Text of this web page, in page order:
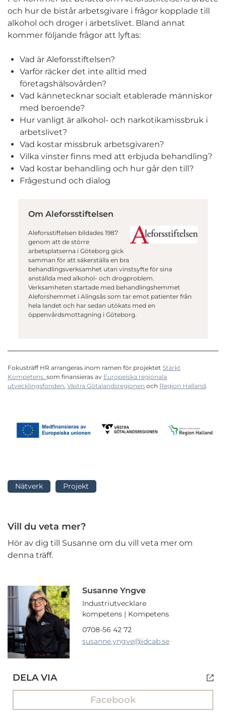
och hur de bistår arbetsgivare i frågor kopplade till
alkohol och droger i arbetslivet. Bland annat
kommer följande frågor att lyftas:
Vad är Aleforsstiftelsen?
Varför räcker det inte alltid med
företagshälsovården?
Vad kännetecknar socialt etablerade människor
med beroende?
Hur vanligt är alkohol- och narkotikamissbruk i
arbetslivet?
Vad kostar missbruk arbetsgivaren?
Vilka vinster finns med att erbjuda behandling?
Vad kostar behandling och hur går den till?
Frågestund och dialog
Om Aleforsstiftelsen
Aleforsstiftelsen bildades 1987
genom att de större
arbetsplatserna i Göteborg gick
samman för att säkerställa en bra
behandlingsverksamhet utan vinstsyfte för sina
anställda med alkohol- och drogproblem.
Verksamheten startade med behandlingshemmet
Aleforshemmet i Alingsås som tar emot patienter från
hela landet och har sedan utökats med en
öppenvårdsmottagning i Göteborg.
Fokusträff HR arrangeras inom ramen för projektet Stärkt
Kompetens. som finansieras av Europeiska regionala
utvecklingsfonden, Västra Götalandsregionen och Region Halland.
Nätverk Projekt
Vill du veta mer?
Hör av dig till Susanne om du vill veta mer om
denna träff.
Susanne Yngve
Industriutvecklare
kompetens | Kompetens
0708-56 42 72
susanne.yngve@idcab.se
DELA VIA
Facebook